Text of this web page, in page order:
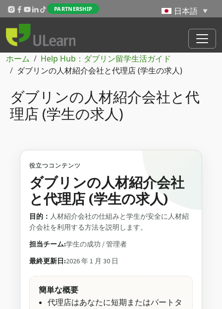
メインコンテンツに移動
PARTNERSHIP
パンくず
ホーム
Help Hub：ダブリン留学生活ガイド
ダブリンの人材紹介会社と代理店 (学生の求人)
ダブリンの人材紹介会社と代
理店 (学生の求人)
役立つコンテンツ
ダブリンの人材紹介会社
と代理店 (学生の求人)
目的： 人材紹介会社の仕組みと学生が安全に人材紹
介会社を利用する方法を説明します。
担当チーム:学生の成功 / 管理者
最終更新日:2026 年 1 月 30 日
簡単な概要
代理店はあなたに短期またはパートタ